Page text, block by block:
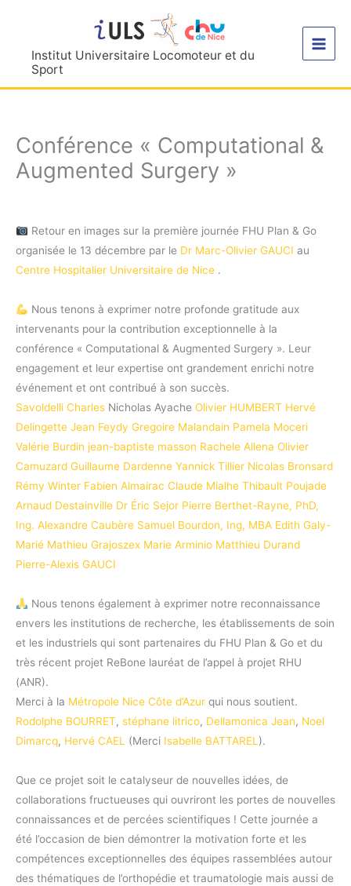
contenuInstitut Universitaire Locomoteur et du
Sport
Conférence « Computational &
Augmented Surgery »
Retour en images sur la première journée FHU Plan & Go
organisée le 13 décembre par le Dr Marc-Olivier GAUCI au
Centre Hospitalier Universitaire de Nice .
Nous tenons à exprimer notre profonde gratitude aux
intervenants pour la contribution exceptionnelle à la
conférence « Computational & Augmented Surgery ». Leur
engagement et leur expertise ont grandement enrichi notre
événement et ont contribué à son succès.
Savoldelli Charles Nicholas Ayache Olivier HUMBERT Hervé
Delingette Jean Feydy Gregoire Malandain Pamela Moceri
Valérie Burdin jean-baptiste masson Rachele Allena Olivier
Camuzard Guillaume Dardenne Yannick Tillier Nicolas Bronsard
Rémy Winter Fabien Almairac Claude Mialhe Thibault Poujade
Arnaud Destainville Dr Éric Sejor Pierre Berthet-Rayne, PhD,
Ing. Alexandre Caubère Samuel Bourdon, Ing, MBA Edith Galy-
Marié Mathieu Grajoszex Marie Arminio Matthieu Durand
Pierre-Alexis GAUCI
Nous tenons également à exprimer notre reconnaissance
envers les institutions de recherche, les établissements de soin
et les industriels qui sont partenaires du FHU Plan & Go et du
très récent projet ReBone lauréat de l’appel à projet RHU
(ANR).
Merci à la Métropole Nice Côte d’Azur qui nous soutient.
Rodolphe BOURRET, stéphane litrico, Dellamonica Jean, Noel
Dimarcq, Hervé CAEL (Merci Isabelle BATTAREL).
Que ce projet soit le catalyseur de nouvelles idées, de
collaborations fructueuses qui ouvriront les portes de nouvelles
connaissances et de percées scientifiques ! Cette journée a
été l’occasion de bien démontrer la motivation forte et les
compétences exceptionnelles des équipes rassemblées autour
des thématiques de l’orthopédie et traumatologie mais aussi de